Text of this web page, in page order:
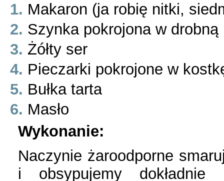
Makaron (ja robię nitki,
Szynka pokrojona w
Żółty ser
Pieczarki pokrojone w
Bułka tarta
Masło
Wykonanie:
Naczynie żaroodporne
i obsypujemy dokładnie